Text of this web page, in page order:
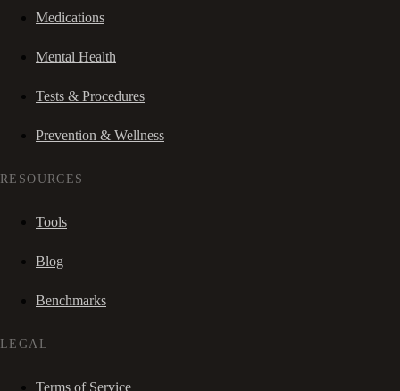
Medications
Mental Health
Tests & Procedures
Prevention & Wellness
RESOURCES
Tools
Blog
Benchmarks
LEGAL
Terms of Service